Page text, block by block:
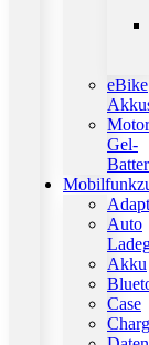
eBike
Gel-
Auto
Akku
Case